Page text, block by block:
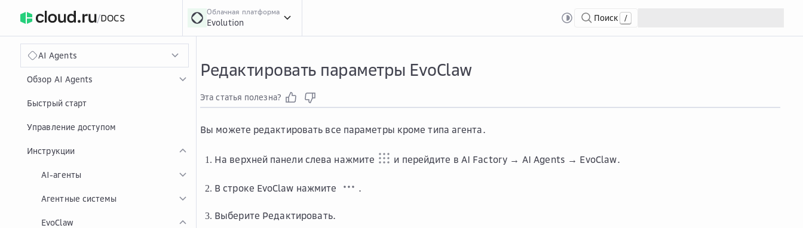
/DOCS
Облачная платформа
Evolution Поиск /
AI Agents
Обзор AI Agents
Быстрый старт
Управление доступом
Инструкции
AI-агенты
Агентные системы
EvoClaw
Редактировать параметры EvoClaw
Эта статья полезна?
Вы можете редактировать все параметры кроме типа агента.
На верхней панели слева нажмите и перейдите в AI Factory → AI Agents → EvoClaw.
В строке EvoClaw нажмите .
Выберите Редактировать.